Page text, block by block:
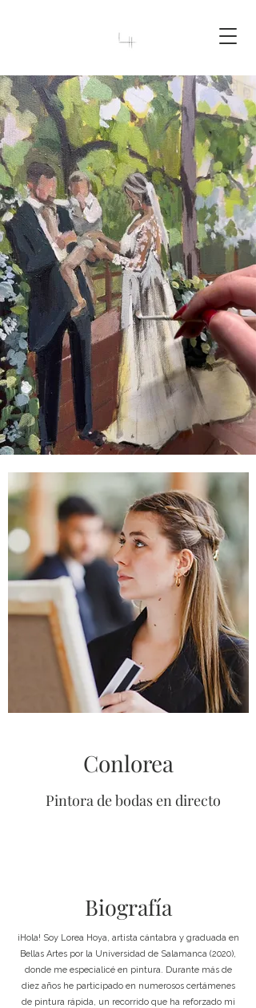
Conlorea
Pintora de bodas en directo
Biografía
​¡Hola! Soy Lorea Hoya, artista cántabra y graduada en
Bellas Artes por la Universidad de Salamanca (2020),
donde me especialicé en pintura. Durante más de
diez años he participado en numerosos certámenes
de pintura rápida, un recorrido que ha reforzado mi